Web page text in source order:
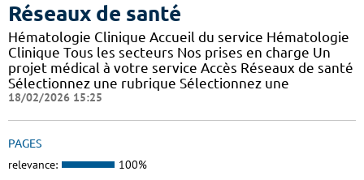
Réseaux de santé
Hématologie Clinique Accueil du service Hématologie
Clinique Tous les secteurs Nos prises en charge Un
projet médical à votre service Accès Réseaux de santé
Sélectionnez une rubrique Sélectionnez une
18/02/2026 15:25
PAGES
relevance: 100%